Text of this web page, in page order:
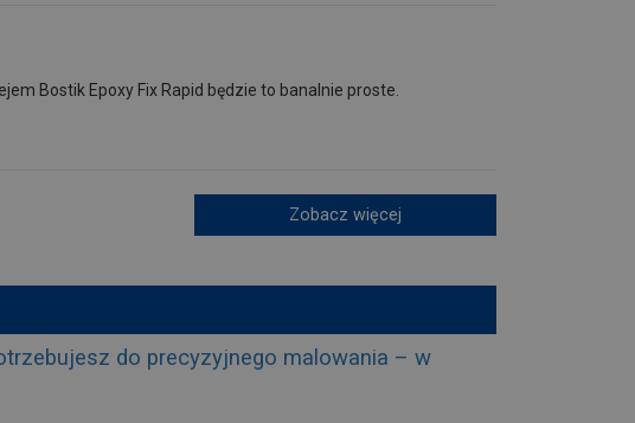
Bostik Epoxy Fix Rapid będzie to banalnie proste.
Zobacz więcej
do precyzyjnego malowania – w